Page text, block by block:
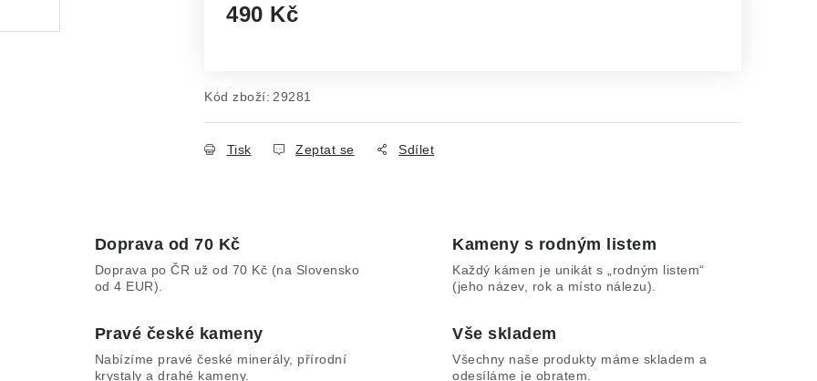
490 Kč
Kód zboží: 29281
Tisk Zeptat se Sdílet
Doprava od 70 Kč
Doprava po ČR už od 70 Kč (na Slovensko
od 4 EUR).
Kameny s rodným listem
Každý kámen je unikát s „rodným listem“
(jeho název, rok a místo nálezu).
Pravé české kameny
Nabízíme pravé české minerály, přírodní
krystaly a drahé kameny.
Vše skladem
Všechny naše produkty máme skladem a
odesíláme je obratem.